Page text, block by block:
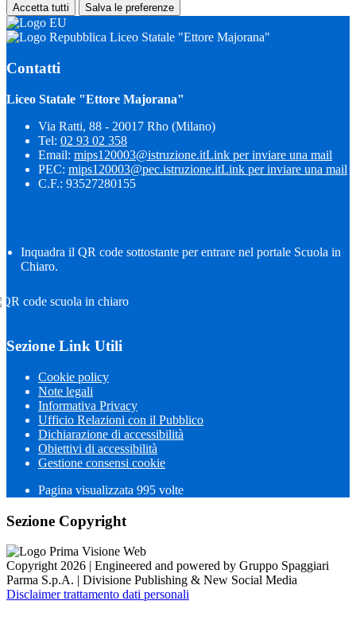
Accetta tutti Salva le preferenze
Liceo Statale "Ettore Majorana"
Contatti
Liceo Statale "Ettore Majorana"
Via Ratti, 88 - 20017 Rho (Milano)
Tel: 02 93 02 358
Email: mips120003@istruzione.itLink per inviare una mail
PEC: mips120003@pec.istruzione.itLink per inviare una mail
C.F.: 93527280155
Inquadra il QR code sottostante per entrare nel portale Scuola in
Chiaro.
Sezione Link Utili
Cookie policy
Note legali
Informativa Privacy
Ufficio Relazioni con il Pubblico
Dichiarazione di accessibilità
Obiettivi di accessibilità
Gestione consensi cookie
Pagina visualizzata 995 volte
Sezione Copyright
Copyright 2026 | Engineered and powered by Gruppo Spaggiari
Parma S.p.A. | Divisione Publishing & New Social Media
Disclaimer trattamento dati personali